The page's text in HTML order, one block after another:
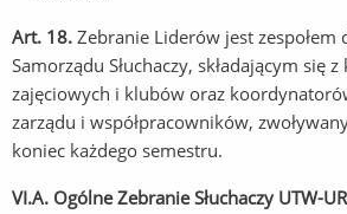
Art. 18. Zebranie Liderów jest zespołem
Samorządu Słuchaczy, składającym się
zajęciowych i klubów oraz
zarządu i współpracowników,
koniec każdego semestru.
VI.A. Ogólne Zebranie Słuchaczy UTW-UR